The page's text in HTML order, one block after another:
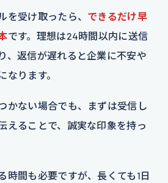
を受け取ったら、 できるだけ早
です。理想は24時間以内に送信
、返信が遅れると企業に不安や
なります。
かない場合でも、まずは受信し
えることで、誠実な印象を持っ
時間も必要ですが、長くても1日